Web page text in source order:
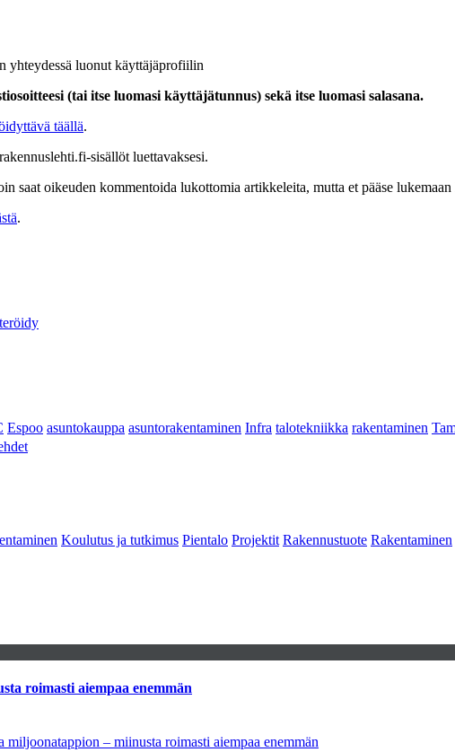
yhteydessä luonut käyttäjäprofiilin
(tai itse luomasi käyttäjätunnus) sekä itse luomasi salasana.
täällä.
sisällöt luettavaksesi.
saat oikeuden kommentoida lukottomia artikkeleita, mutta et pääse
.
Espoo asuntokauppa asuntorakentaminen Infra talotekniikka rakentaminen
Koulutus ja tutkimus Pientalo Projektit Rakennustuote Rakentaminen
roimasti aiempaa enemmän
– miinusta roimasti aiempaa enemmän